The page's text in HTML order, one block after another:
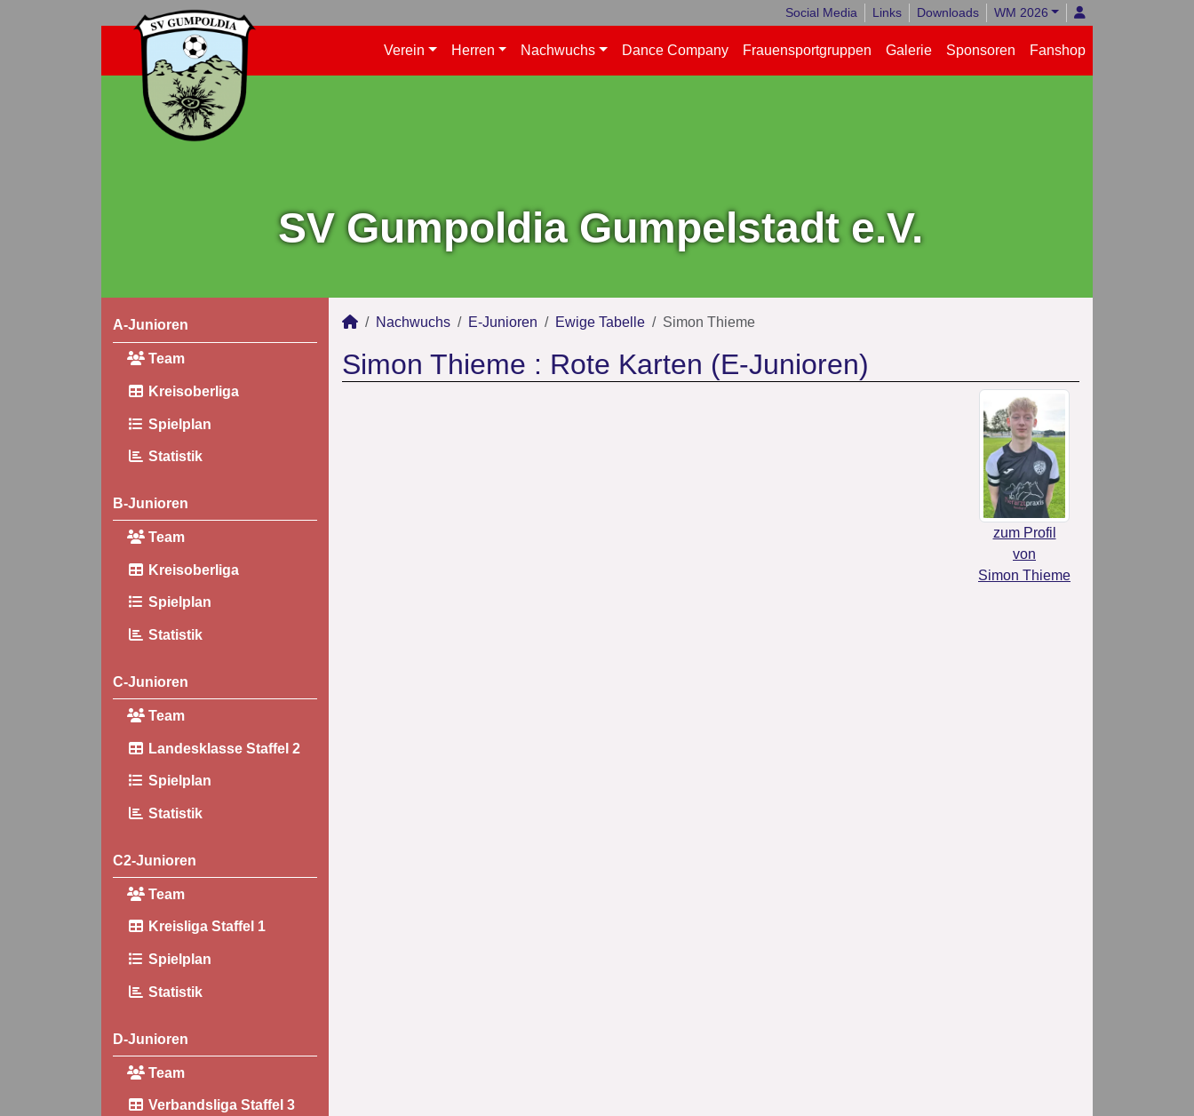
Social Media Links Downloads WM 2026
Verein Herren Nachwuchs Dance Company Frauensportgruppen Galerie Sponsoren Fanshop
SV Gumpoldia Gumpelstadt e.V.
A-Junioren
Team
Kreisoberliga
Spielplan
Statistik
B-Junioren
Team
Kreisoberliga
Spielplan
Statistik
C-Junioren
Team
Landesklasse Staffel 2
Spielplan
Statistik
C2-Junioren
Team
Kreisliga Staffel 1
Spielplan
Statistik
D-Junioren
Team
Verbandsliga Staffel 3
Nachwuchs E-Junioren Ewige Tabelle Simon Thieme
Simon Thieme : Rote Karten (E-Junioren)
zum Profil
von
Simon Thieme